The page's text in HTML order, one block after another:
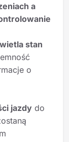
a
stan
o
jazdy do